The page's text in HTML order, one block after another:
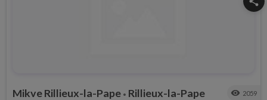
Mikve Rillieux-la-Pape • Rillieux-la-Pape visibility 2059